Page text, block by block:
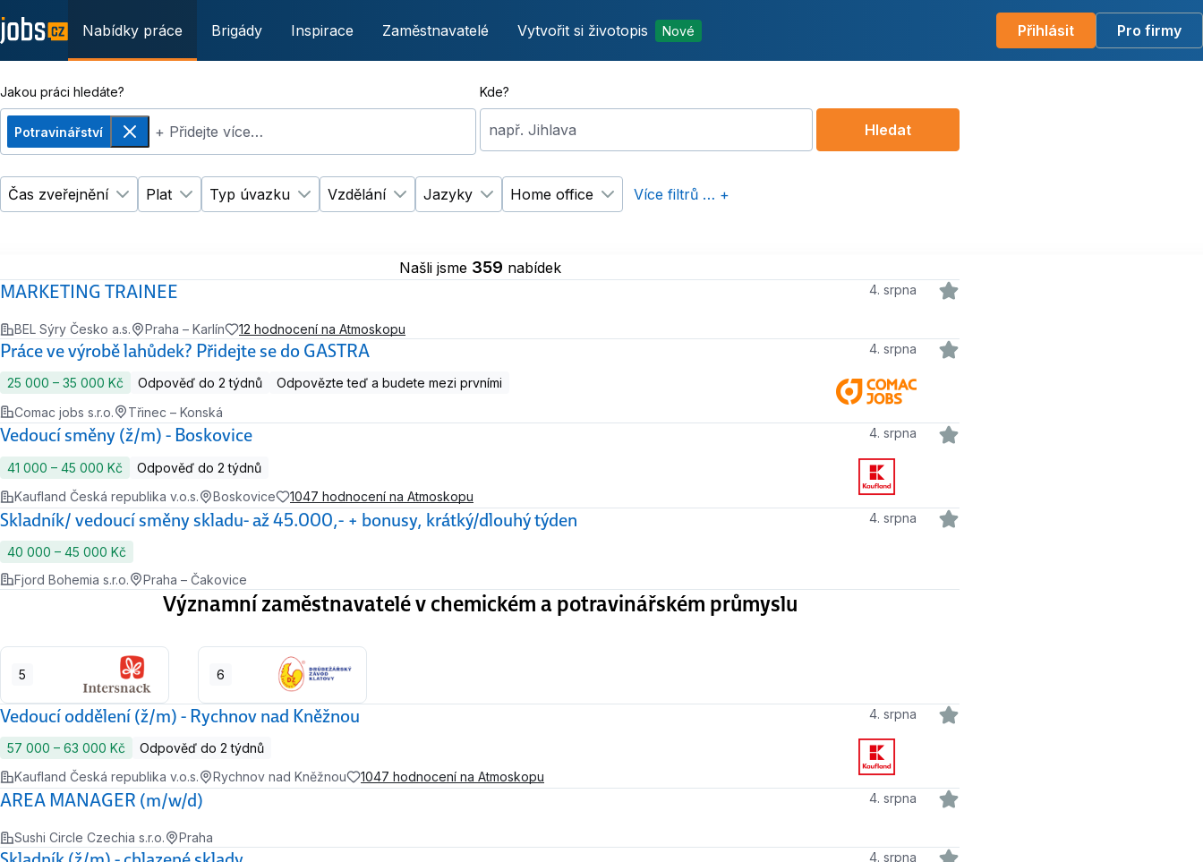
Nabídky práce Brigády Inspirace Zaměstnavatelé Vytvořit si životopis Nové Přihlásit Pro firmy
Jakou práci hledáte?
Potravinářství
Odebrat+ Přidejte více…
Kde?
např. Jihlava
Čas zveřejnění
Změnit filtr Čas zveřejnění
Plat
Změnit filtr Plat
Typ úvazku
Změnit filtr Typ úvazku
Vzdělání
Změnit filtr Vzdělání
Jazyky
Změnit filtr Jazyky
Home office
Změnit filtr Home office
Více filtrů … +
Hledat
Našli jsme 359 nabídek
MARKETING TRAINEE 4. srpna
BEL Sýry Česko a.s. Praha – Karlín 12 hodnocení na Atmoskopu
Práce ve výrobě lahůdek? Přidejte se do GASTRA 4. srpna
25 000 ‍–‍ 35 000 Kč Odpověď do 2 týdnů
Odpovězte teď a budete mezi prvními
Comac jobs s.r.o.
Třinec – Konská
Vedoucí směny (ž/m) - Boskovice 4. srpna
41 000 ‍–‍ 45 000 Kč
Odpověď do 2 týdnů
Kaufland Česká republika v.o.s.
Boskovice 1047 hodnocení na Atmoskopu
Skladník/ vedoucí směny skladu- až 45.000,- + bonusy, krátký/dlouhý týden 4. srpna
40 000 ‍–‍ 45 000 Kč
Fjord Bohemia s.r.o.
Praha – Čakovice
Významní zaměstnavatelé v chemickém a potravinářském průmyslu
5 6
Vedoucí oddělení (ž/m) - Rychnov nad Kněžnou 4. srpna
57 000 ‍–‍ 63 000 Kč
Odpověď do 2 týdnů
Kaufland Česká republika v.o.s.
Rychnov nad Kněžnou 1047 hodnocení na Atmoskopu
AREA MANAGER (m/w/d) 4. srpna
Sushi Circle Czechia s.r.o. Praha
4. srpna